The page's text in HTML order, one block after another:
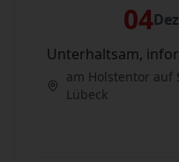
04
Unterhaltsam,
am Holstentor auf
Lübeck